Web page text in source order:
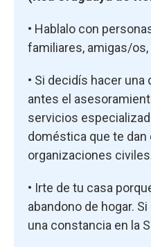
• Hablalo con
familiares, amigas/
• Si decidís hacer
antes el
servicios
doméstica que te dan
organizaciones
• Irte de tu casa
abandono de hogar.
una constancia en la